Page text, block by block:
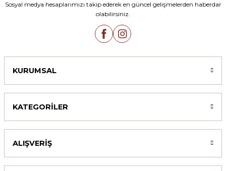
Sosyal medya hesaplarımızı takip ederek en güncel gelişmelerden haberdar
olabilirsiniz.
KURUMSAL
KATEGORİLER
ALIŞVERİŞ